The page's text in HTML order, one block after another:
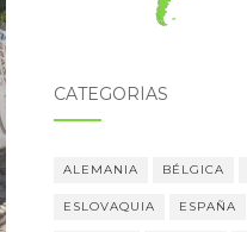
CATEGORÍAS
ALEMANIA BÉLGICA
ESLOVAQUIA ESPAÑA